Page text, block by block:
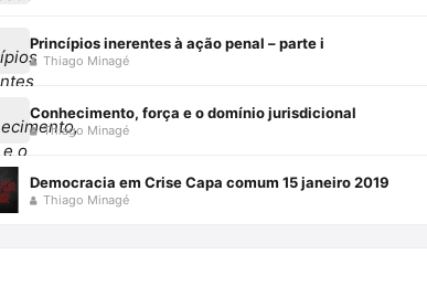
Princípios inerentes à ação penal – parte i
Thiago Minagé
Conhecimento, força e o domínio jurisdicional
Thiago Minagé
Democracia em Crise Capa comum 15 janeiro 2019
Thiago Minagé